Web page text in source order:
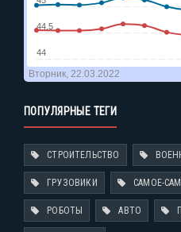
ПОПУЛЯРНЫЕ ТЕГИ
СТРОИТЕЛЬСТВО
ГРУЗОВИКИ САМОЕ-
РОБОТЫ АВТО